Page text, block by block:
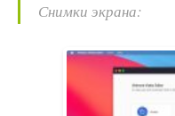
Снимки экрана: